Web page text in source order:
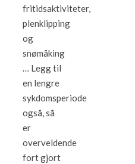
fritidsaktiviteter,
plenklipping
og
snømåking
… Legg til
en lengre
sykdomsperiode
også, så
er
overveldende
fort gjort